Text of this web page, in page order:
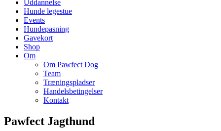
Uddannelse
Hunde legestue
Events
Hundepasning
Gavekort
Shop
Om
Om Pawfect Dog
Team
Træningspladser
Handelsbetingelser
Kontakt
Pawfect Jagthund